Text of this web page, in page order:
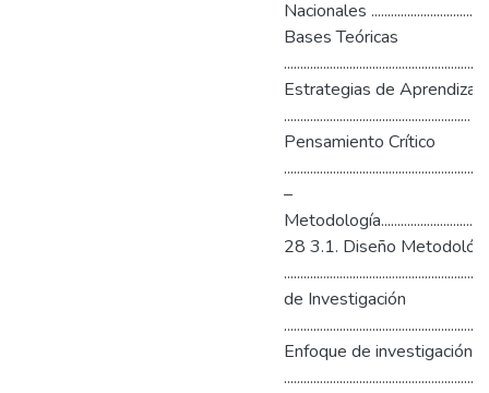
Nacionales
Bases Teóricas
Estrategias de Aprendizaje
Pensamiento Crítico
–
28 3.1. Diseño
de Investigación
Enfoque de investigación